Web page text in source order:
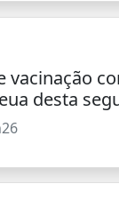
vacinação
desta